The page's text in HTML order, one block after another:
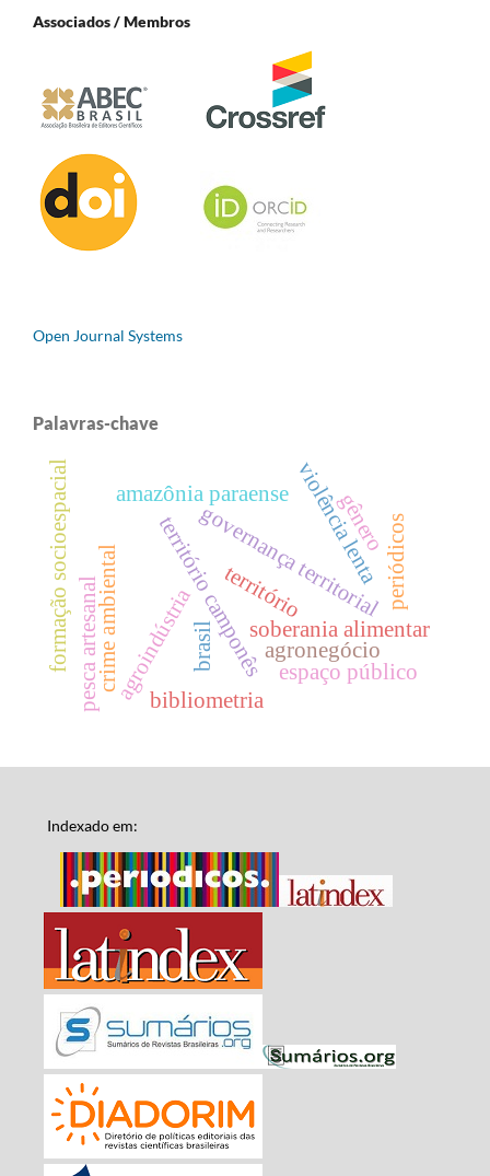
Associados / Membros
Open Journal Systems
Palavras-chave
território camponês violência lenta
agroindústria soberania alimentar
amazônia paraense
crime ambiental território
gênero
pesca artesanal
governança territorial
bibliometria
periódicos
formação socioespacial agronegócio
brasil espaço público
Indexado em: